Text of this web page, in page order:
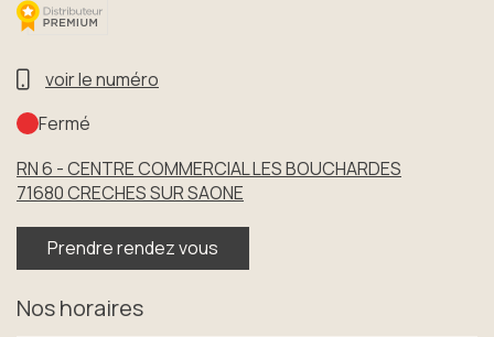
voir le numéro
Fermé
RN 6 - CENTRE COMMERCIAL LES BOUCHARDES
71680CRECHES SUR SAONE
Prendre rendez vous
Nos horaires